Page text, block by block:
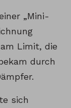
„Mini-
Limit, die
durch
sich